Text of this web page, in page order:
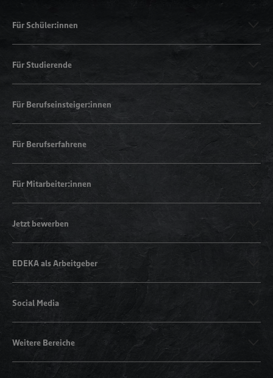
Für Schüler:innen
Für Studierende
Für Berufseinsteiger:innen
Für Berufserfahrene
Für Mitarbeiter:innen
Jetzt bewerben
EDEKA als Arbeitgeber
Social Media
Weitere Bereiche